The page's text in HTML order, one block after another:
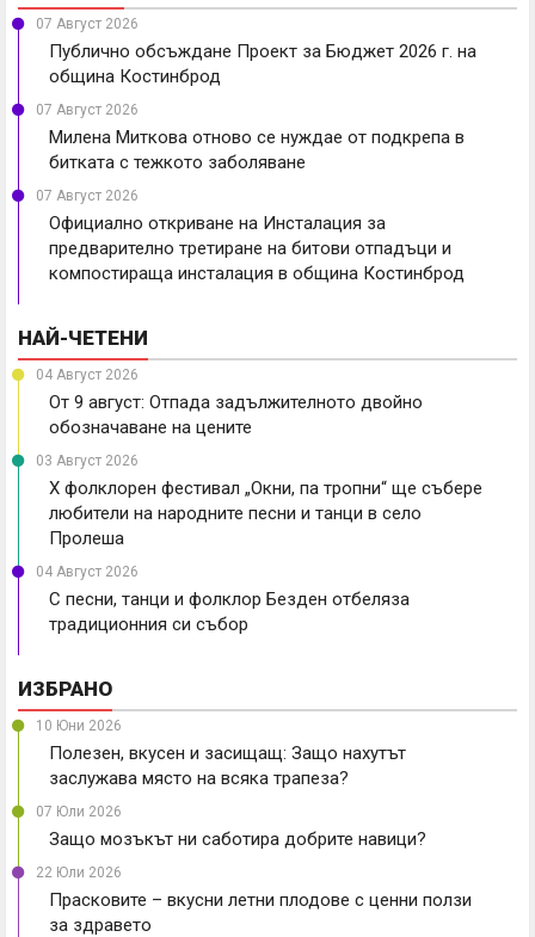
07 Август 2026
Публично обсъждане Проект за Бюджет 2026 г. на
община Костинброд
07 Август 2026
Милена Миткова отново се нуждае от подкрепа в
битката с тежкото заболяване
07 Август 2026
Официално откриване на Инсталация за
предварително третиране на битови отпадъци и
компостираща инсталация в община Костинброд
НАЙ-ЧЕТЕНИ
04 Август 2026
От 9 август: Отпада задължителното двойно
обозначаване на цените
03 Август 2026
X фолклорен фестивал „Окни, па тропни“ ще събере
любители на народните песни и танци в село
Пролеша
04 Август 2026
С песни, танци и фолклор Безден отбеляза
традиционния си събор
ИЗБРАНО
10 Юни 2026
Полезен, вкусен и засищащ: Защо нахутът
заслужава място на всяка трапеза?
07 Юли 2026
Защо мозъкът ни саботира добрите навици?
22 Юли 2026
Прасковите – вкусни летни плодове с ценни ползи
за здравето